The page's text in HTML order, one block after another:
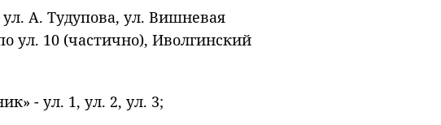
ул. А. Тудупова, ул. Вишневая
ул. 10 (частично), Иволгинский
- ул. 1, ул. 2, ул. 3;